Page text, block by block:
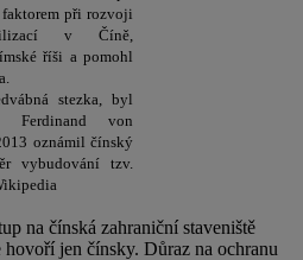
při rozvoji
v Číně,
říši a pomohl
stezka, byl
Ferdinand von
oznámil čínský
vybudování tzv.
na čínská zahraniční staveniště
hovoří jen čínsky. Důraz na ochranu